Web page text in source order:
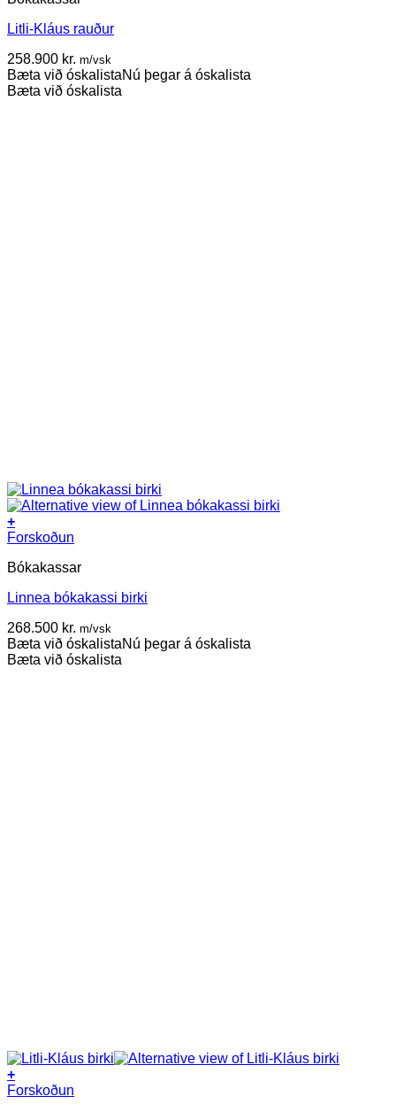
Litli-Kláus rauður
258.900 kr. m/vsk
Bæta við óskalistaNú þegar á óskalista
Bæta við óskalista
+
Forskoðun
Bókakassar
Linnea bókakassi birki
268.500 kr. m/vsk
Bæta við óskalistaNú þegar á óskalista
Bæta við óskalista
+
Forskoðun